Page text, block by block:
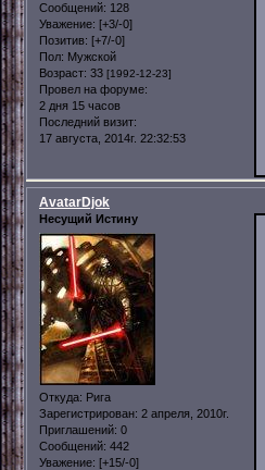
Сообщений: 128
Уважение: [+3/-0]
Позитив: [+7/-0]
Пол: Мужской
Возраст: 33 [1992-12-23]
Провел на форуме:
2 дня 15 часов
Последний визит:
17 августа, 2014г. 22:32:53
AvatarDjok
Несущий Истину
Откуда: Рига
Зарегистрирован: 2 апреля, 2010г.
Приглашений: 0
Сообщений: 442
Уважение: [+15/-0]